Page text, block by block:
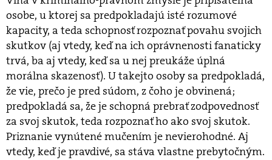
osobe, u ktorej sa predpokladajú isté rozumové
kapacity, a teda schopnosť rozpoznať povahu svojich
skutkov (aj vtedy, keď na ich oprávnenosti fanaticky
trvá, ba aj vtedy, keď sa u nej preukáže úplná
morálna skazenosť). U takejto osoby sa predpokladá,
že vie, prečo je pred súdom, z čoho je obvinená;
predpokladá sa, že je schopná prebrať zodpovednosť
za svoj skutok, teda rozpoznať ho ako svoj skutok.
Priznanie vynútené mučením je nevierohodné. Aj
vtedy, keď je pravdivé, sa stáva vlastne prebytočným.